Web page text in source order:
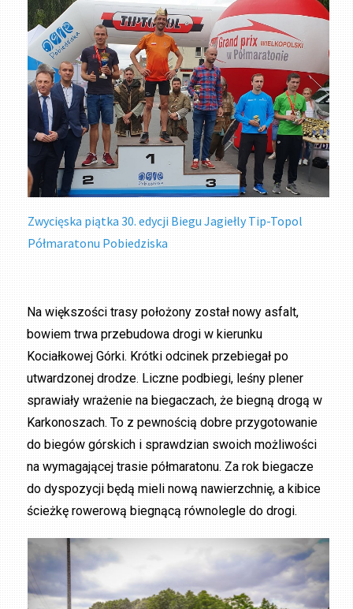
Zwycięska piątka 30. edycji Biegu Jagiełly Tip-Topol
Półmaratonu Pobiedziska
Na większości trasy położony został nowy asfalt,
bowiem trwa przebudowa drogi w kierunku
Kociałkowej Górki. Krótki odcinek przebiegał po
utwardzonej drodze. Liczne podbiegi, leśny plener
sprawiały wrażenie na biegaczach, że biegną drogą w
Karkonoszach. To z pewnością dobre przygotowanie
do biegów górskich i sprawdzian swoich możliwości
na wymagającej trasie półmaratonu. Za rok biegacze
do dyspozycji będą mieli nową nawierzchnię, a kibice
ścieżkę rowerową biegnącą równolegle do drogi.